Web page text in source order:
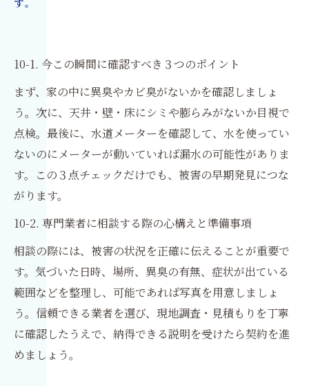
す。
10-1. 今この瞬間に確認すべき３つのポイント
まず、家の中に異臭やカビ臭がないかを確認しましょ
う。次に、天井・壁・床にシミや膨らみがないか目視で
点検。最後に、水道メーターを確認して、水を使ってい
ないのにメーターが動いていれば漏水の可能性がありま
す。この３点チェックだけでも、被害の早期発見につな
がります。
10-2. 専門業者に相談する際の心構えと準備事項
相談の際には、被害の状況を正確に伝えることが重要で
す。気づいた日時、場所、異臭の有無、症状が出ている
範囲などを整理し、可能であれば写真を用意しましょ
う。信頼できる業者を選び、現地調査・見積もりを丁寧
に確認したうえで、納得できる説明を受けたら契約を進
めましょう。